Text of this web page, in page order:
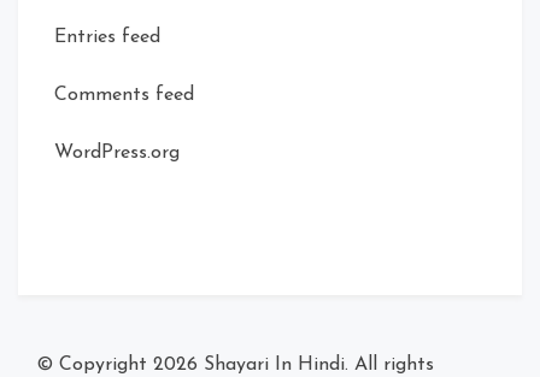
Entries feed
Comments feed
WordPress.org
© Copyright 2026 Shayari In Hindi. All rights